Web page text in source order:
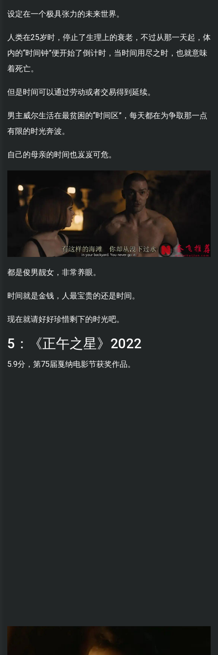
设定在一个极具张力的未来世界。
人类在25岁时，停止了生理上的衰老，不过从那一天起，体
内的“时间钟”便开始了倒计时，当时间用尽之时，也就意味
着死亡。
但是时间可以通过劳动或者交易得到延续。
男主威尔生活在最贫困的“时间区”，每天都在为争取那一点
有限的时光奔波。
自己的母亲的时间也岌岌可危。
都是俊男靓女，非常养眼。
时间就是金钱，人最宝贵的还是时间。
现在就请好好珍惜剩下的时光吧。
5：《正午之星》2022
5.9分，第75届戛纳电影节获奖作品。